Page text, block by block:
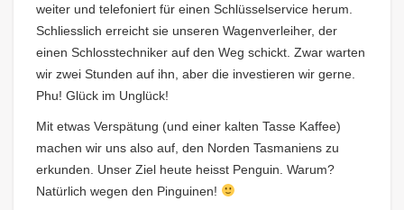
weiter und telefoniert für einen Schlüsselservice herum.
Schliesslich erreicht sie unseren Wagenverleiher, der
einen Schlosstechniker auf den Weg schickt. Zwar warten
wir zwei Stunden auf ihn, aber die investieren wir gerne.
Phu! Glück im Unglück!
Mit etwas Verspätung (und einer kalten Tasse Kaffee)
machen wir uns also auf, den Norden Tasmaniens zu
erkunden. Unser Ziel heute heisst Penguin. Warum?
Natürlich wegen den Pinguinen!